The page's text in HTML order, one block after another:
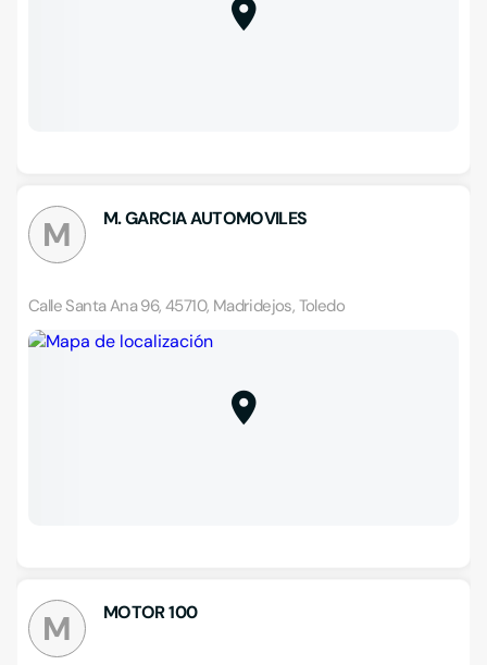
M M. GARCIA AUTOMOVILES
Calle Santa Ana 96, 45710, Madridejos, Toledo
M MOTOR 100